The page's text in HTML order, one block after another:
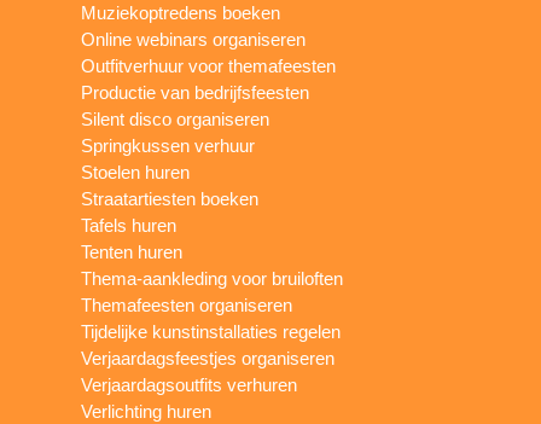
Muziekoptredens boeken
Online webinars organiseren
Outfitverhuur voor themafeesten
Productie van bedrijfsfeesten
Silent disco organiseren
Springkussen verhuur
Stoelen huren
Straatartiesten boeken
Tafels huren
Tenten huren
Thema-aankleding voor bruiloften
Themafeesten organiseren
Tijdelijke kunstinstallaties regelen
Verjaardagsfeestjes organiseren
Verjaardagsoutfits verhuren
Verlichting huren